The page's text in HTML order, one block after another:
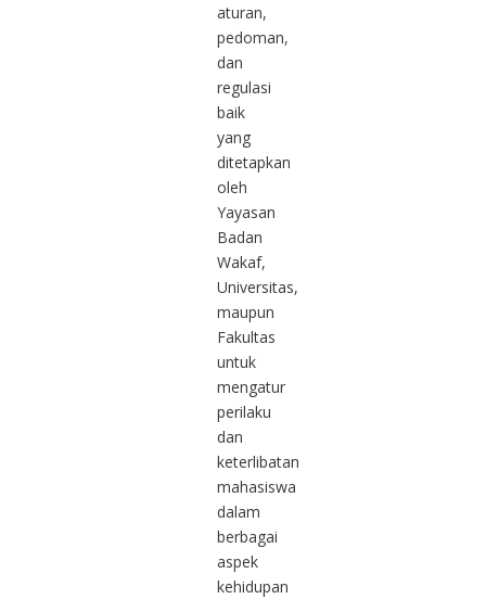
aturan,
pedoman,
dan
regulasi
baik
yang
ditetapkan
oleh
Yayasan
Badan
Wakaf,
Universitas,
maupun
Fakultas
untuk
mengatur
perilaku
dan
keterlibatan
mahasiswa
dalam
berbagai
aspek
kehidupan